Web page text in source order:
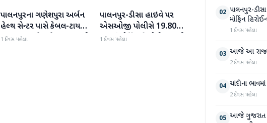
બનાસકાંઠા
પાલનપુરના ગણેશપુરા અર્બન
હેલ્થ સેન્ટર પાસે કેબલ-ટાયર
સળગાવાતા ફેલાયેલા ધુમાડાથી
1 દિવસ પહેલા
બનાસકાંઠા
પાલનપુર-ડીસા હાઇવે પર
એસઓજી પોલીસે 19.80
લાખનું મોર્ફિન હિરોઈન ઝડપી
1 દિવસ પહેલા
02 પાલનપુર-
મોર્ફિન
1 દિવસ પહેલા
03 આજે આ
2 દિવસ પહેલા
04 ચાંદીના
2 દિવસ પહેલા
05 આજે ગુજરાત